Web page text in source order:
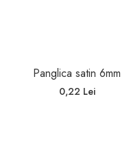
Panglica satin 6mm
0,22 Lei